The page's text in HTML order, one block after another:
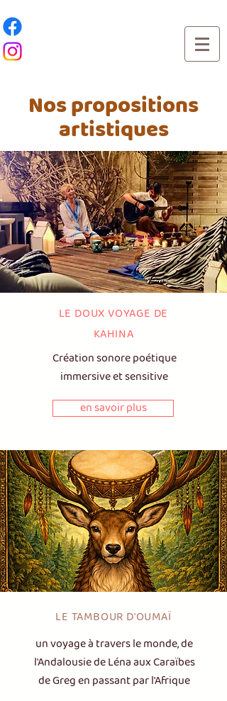
Nos propositions
artistiques
LE DOUX VOYAGE DE
KAHINA
Création sonore poétique
immersive et sensitive
en savoir plus
LE TAMBOUR D'OUMAÏ
un voyage à travers le monde, de
l'Andalousie de Léna aux Caraïbes
de Greg en passant par l'Afrique